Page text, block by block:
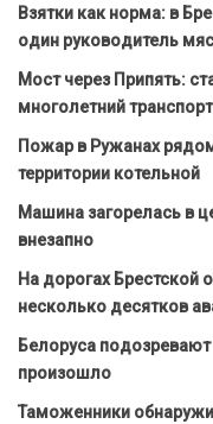
Взятки как норма: в
один руководитель
Мост через Припять:
многолетний
Пожар в Ружанах
территории котельной
Машина загорелась в
внезапно
На дорогах Брестской
несколько десятков
Белоруса
произошло
Таможенники